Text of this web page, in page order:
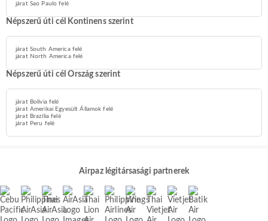
járat Sao Paulo felé
Népszerű úti cél Kontinens szerint
járat South America felé
járat North America felé
Népszerű úti cél Ország szerint
járat Bolívia felé
járat Amerikai Egyesült Államok felé
járat Brazília felé
járat Peru felé
Airpaz légitársasági partnerek